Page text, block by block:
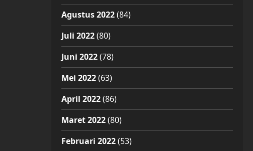
Agustus 2022(84)
Juli 2022(80)
Juni 2022(78)
Mei 2022(63)
April 2022(86)
Maret 2022(80)
Februari 2022(53)